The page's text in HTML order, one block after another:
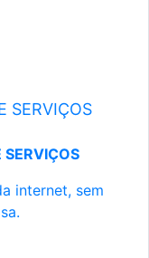
SERVIÇOS
internet, sem